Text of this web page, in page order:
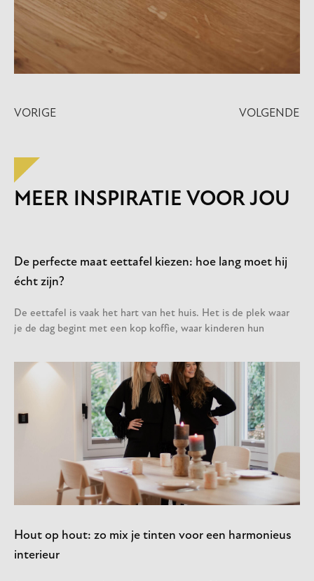
VORIGE VOLGENDE
MEER INSPIRATIE VOOR JOU
De perfecte maat eettafel kiezen: hoe lang moet hij
écht zijn?
De eettafel is vaak het hart van het huis. Het is de plek waar
je de dag begint met een kop koffie, waar kinderen hun
Hout op hout: zo mix je tinten voor een harmonieus
interieur